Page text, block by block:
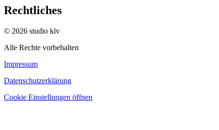
Rechtliches
© 2026 studio klv
Alle Rechte vorbehalten
Impressum
Datenschutzerklärung
Cookie Einstellungen öffnen